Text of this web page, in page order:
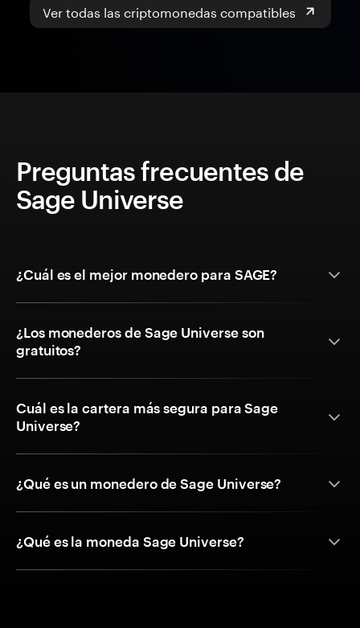
Ver todas las criptomonedas compatibles
Preguntas frecuentes de
Sage Universe
¿Cuál es el mejor monedero para SAGE?
¿Los monederos de Sage Universe son
gratuitos?
Cuál es la cartera más segura para Sage
Universe?
¿Qué es un monedero de Sage Universe?
¿Qué es la moneda Sage Universe?